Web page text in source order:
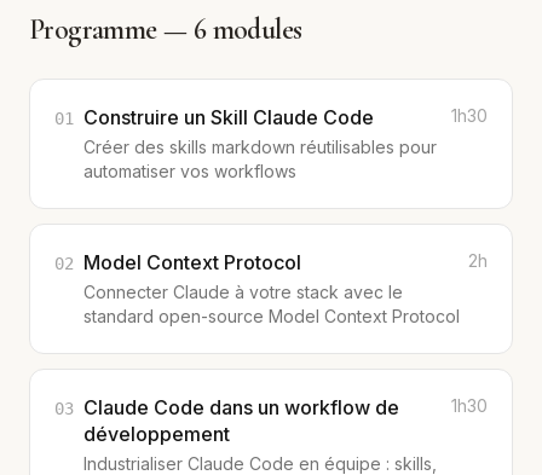
Programme — 6modules
01 Construire un Skill Claude Code
Créer des skills markdown réutilisables pour
automatiser vos workflows
1h30
02 Model Context Protocol
Connecter Claude à votre stack avec le
standard open-source Model Context Protocol
2h
03 Claude Code dans un workflow de
développement
Industrialiser Claude Code en équipe : skills,
1h30